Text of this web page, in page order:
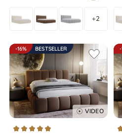
+2
-16% BESTSELLER
VIDEO